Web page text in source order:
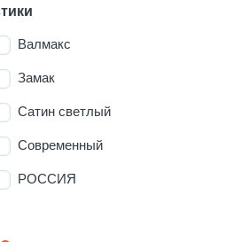
Валмакс
Замак
Сатин светлый
Современный
РОССИЯ